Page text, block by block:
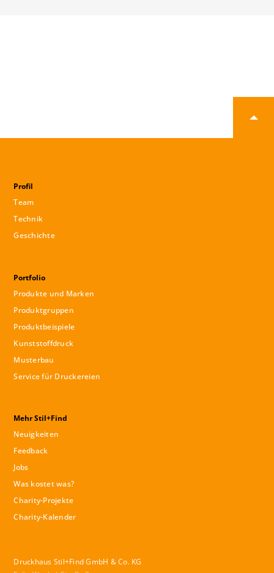
Profil
Team
Technik
Geschichte
Portfolio
Produkte und Marken
Produktgruppen
Produktbeispiele
Kunststoffdruck
Musterbau
Service für Druckereien
Mehr Stil+Find
Neuigkeiten
Feedback
Jobs
Was kostet was?
Charity-Projekte
Charity-Kalender
Druckhaus Stil+Find GmbH & Co. KG